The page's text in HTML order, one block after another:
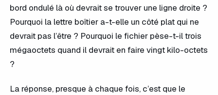
bord ondulé là où devrait se trouver une ligne droite ?
Pourquoi la lettre boîtier a-t-elle un côté plat qui ne
devrait pas l’être ? Pourquoi le fichier pèse-t-il trois
mégaoctets quand il devrait en faire vingt kilo-octets
?
La réponse, presque à chaque fois, c’est que le